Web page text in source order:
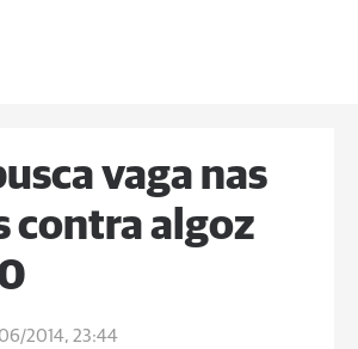
vaga nas
contra algoz
2014, 23:44